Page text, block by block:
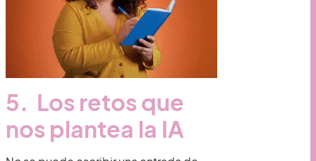
5. Los retos que
nos plantea la IA